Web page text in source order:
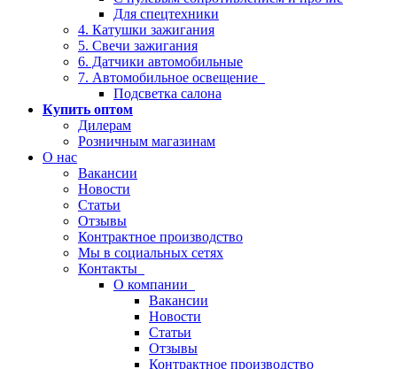
Для спецтехники
4. Катушки зажигания
5. Свечи зажигания
6. Датчики автомобильные
7. Автомобильное освещение
Подсветка салона
Купить оптом
Дилерам
Розничным магазинам
О нас
Вакансии
Новости
Статьи
Отзывы
Контрактное производство
Мы в социальных сетях
Контакты
О компании
Вакансии
Новости
Статьи
Отзывы
Контрактное производство